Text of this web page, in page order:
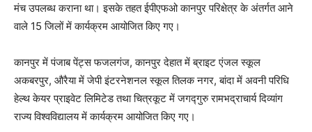
मंच उपलब्ध कराना था। इसके तहत ईपीएफओ कानपुर परिक्षेत्र के अंतर्गत आने
वाले 15 जिलों में कार्यक्रम आयोजित किए गए।
कानपुर में पंजाब पेंट्स फजलगंज, कानपुर देहात में ब्राइट एंजल स्कूल
अकबरपुर, औरैया में जेपी इंटरनेशनल स्कूल तिलक नगर, बांदा में अवनी परिधि
हेल्थ केयर प्राइवेट लिमिटेड तथा चित्रकूट में जगद्गुरु रामभद्राचार्य दिव्यांग
राज्य विश्वविद्यालय में कार्यक्रम आयोजित किए गए।